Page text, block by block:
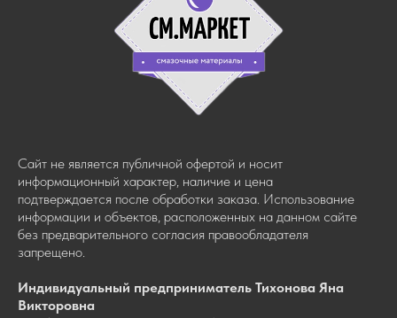
Сайт не является публичной офертой и носит
информационный характер, наличие и цена
подтверждается после обработки заказа. Использование
информации и объектов, расположенных на данном сайте
без предварительного согласия правообладателя
запрещено.
Индивидуальный предприниматель Тихонова Яна
Викторовна